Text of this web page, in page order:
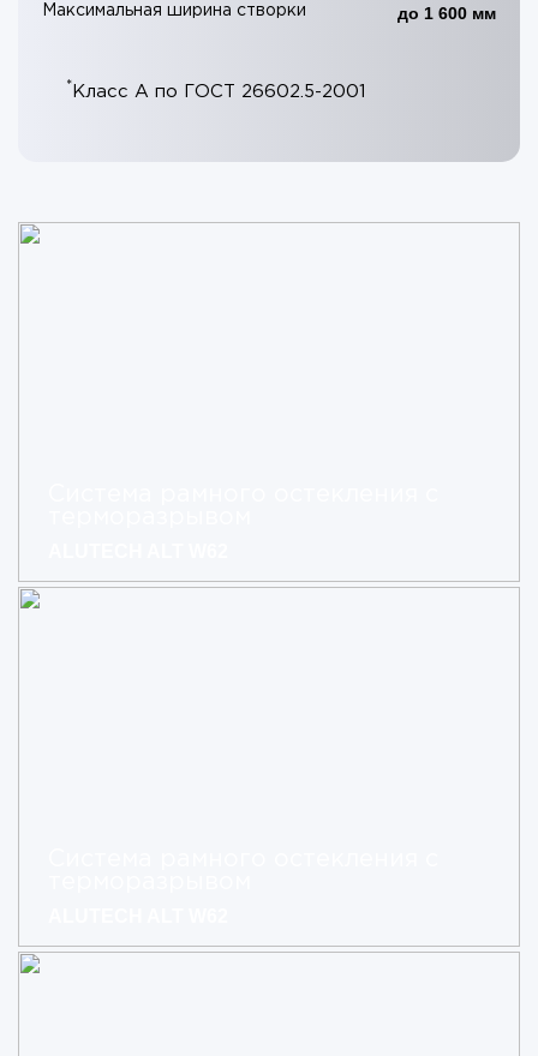
Максимальная ширина створки до 1 600 мм
* Класс А по ГОСТ 26602.5-2001